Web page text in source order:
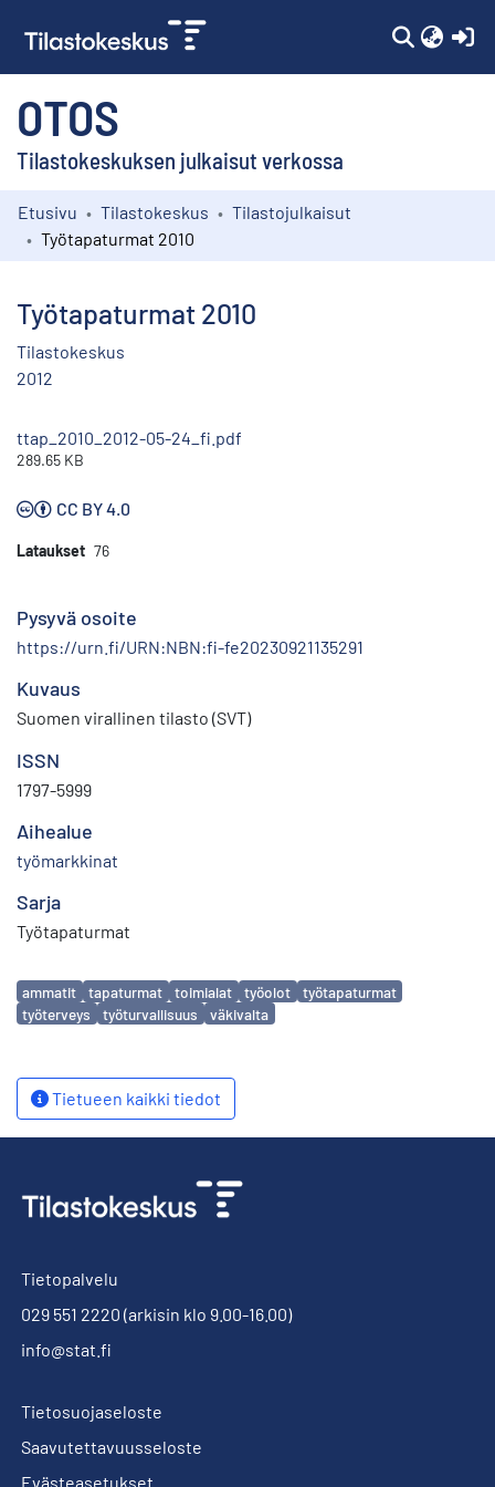
OTOS
Tilastokeskuksen julkaisut verkossa
Kokoelmat
Etusivu Tilastokeskus
Tilastojulkaisut
Työtapaturmat 2010
Työtapaturmat 2010
Tilastokeskus
2012
ttap_2010_2012-05-24_fi.pdf
289.65 KB
CC BY 4.0
Lataukset 76
Pysyvä osoite
https://urn.fi/URN:NBN:fi-fe20230921135291
Kuvaus
Suomen virallinen tilasto (SVT)
ISSN
1797-5999
Aihealue
työmarkkinat
Sarja
Työtapaturmat
Avainsanat
ammatit tapaturmat toimialat työolot
työtapaturmat
työterveys
työturvallisuus väkivalta
Tietueen kaikki tiedot
Tietopalvelu
029 551 2220 (arkisin klo 9.00-16.00)
info@stat.fi
Tietosuojaseloste
Saavutettavuusseloste
Evästeasetukset